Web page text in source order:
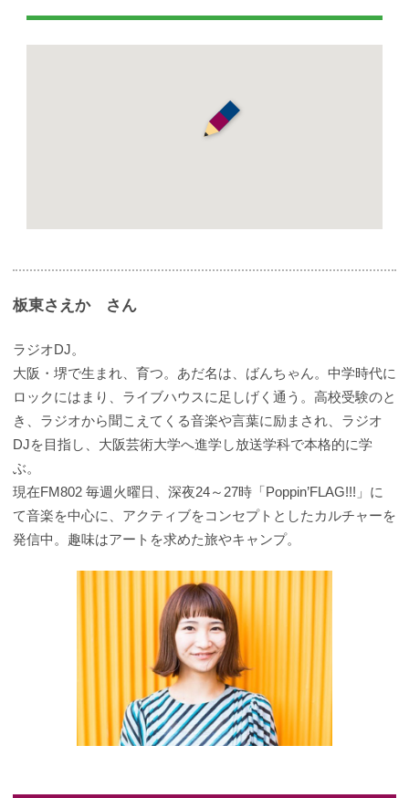
板東さえか さん
ラジオDJ。
大阪・堺で生まれ、育つ。あだ名は、ばんちゃん。中学時代に
ロックにはまり、ライブハウスに足しげく通う。高校受験のと
き、ラジオから聞こえてくる音楽や言葉に励まされ、ラジオ
DJを目指し、大阪芸術大学へ進学し放送学科で本格的に学
ぶ。
現在FM802 毎週火曜日、深夜24～27時「Poppin’FLAG!!!」に
て音楽を中心に、アクティブをコンセプトとしたカルチャーを
発信中。趣味はアートを求めた旅やキャンプ。